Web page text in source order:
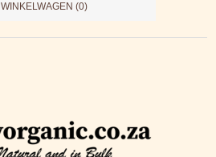
WINKELWAGEN (0)